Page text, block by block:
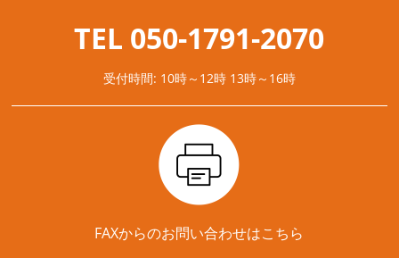
TEL 050-1791-2070
受付時間: 10時～12時 13時～16時
FAXからのお問い合わせはこちら